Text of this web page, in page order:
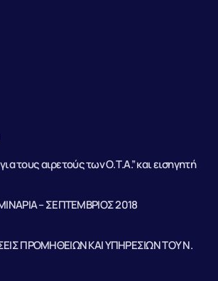
τους αιρετούς των Ο.Τ.Α.” και εισηγητή
– ΣΕΠΤΕΜΒΡΙΟΣ 2018
ΠΡΟΜΗΘΕΙΩΝ ΚΑΙ ΥΠΗΡΕΣΙΩΝ ΤΟΥ Ν.